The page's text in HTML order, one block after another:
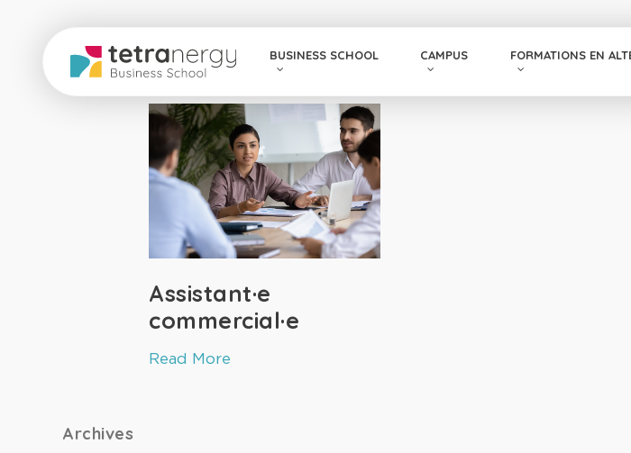
content
BUSINESS SCHOOL CAMPUS FORMATIONS EN
Assistant·e
commercial·e
Read More
Archives